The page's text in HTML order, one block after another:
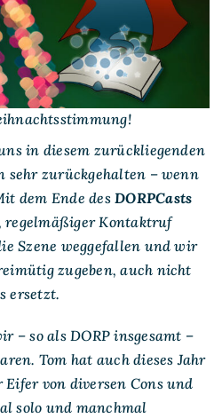
in diesem zurückliegenden
sehr zurückgehalten – wenn
dem Ende desDORPCasts
regelmäßiger Kontaktruf
Szene weggefallen und wir
zugeben, auch nicht
ersetzt.
– so als DORP insgesamt –
Tom hat auch dieses Jahr
Eifer von diversen Cons und
solo und manchmal